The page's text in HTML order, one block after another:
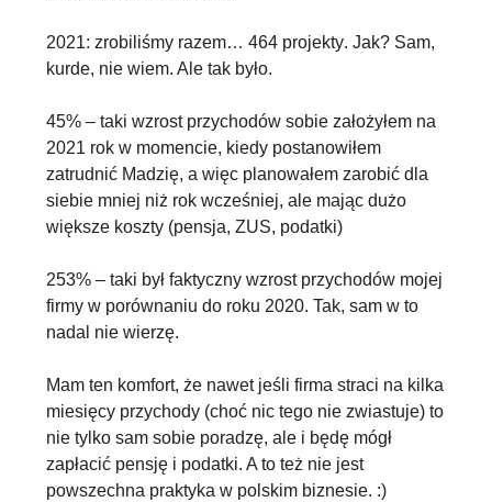
2021: zrobiliśmy razem…464 projekty. Jak? Sam,
kurde, nie wiem. Ale tak było.
45% – taki wzrost przychodów sobie założyłem na
2021 rok w momencie, kiedy postanowiłem
zatrudnić Madzię, a więc planowałem zarobić dla
siebie mniej niż rok wcześniej, ale mając dużo
większe koszty (pensja, ZUS, podatki)
253% – taki był faktyczny wzrost przychodów mojej
firmy w porównaniu do roku 2020. Tak, sam w to
nadal nie wierzę.
Mam ten komfort, że nawet jeśli firma straci na kilka
miesięcy przychody (choć nic tego nie zwiastuje) to
nie tylko sam sobie poradzę, ale i będę mógł
zapłacić pensję i podatki. A to też nie jest
powszechna praktyka w polskim biznesie. :)